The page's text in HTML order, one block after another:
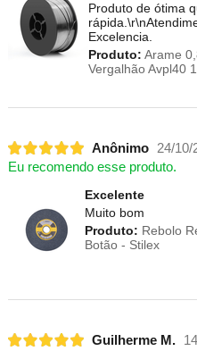
Produto de ótima
Excelencia.
Produto: Arame
Vergalhão Avpl40
Anônimo
24/10/
Eu recomendo esse produto.
Excelente
Muito bom
Produto: Rebolo
Botão - Stilex
Guilherme M.